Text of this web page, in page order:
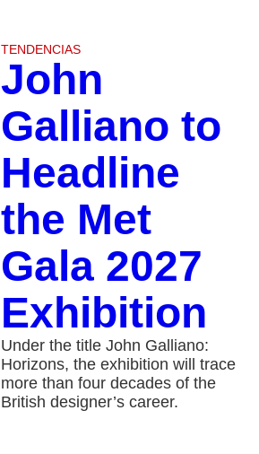
TENDENCIAS
John
Galliano to
Headline
the Met
Gala 2027
Exhibition
Under the title John Galliano:
Horizons, the exhibition will trace
more than four decades of the
British designer’s career.